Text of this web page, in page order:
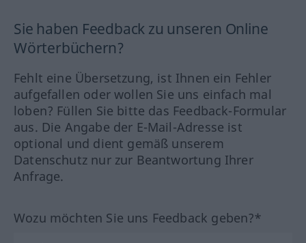
Sie haben Feedback zu unseren Online
Wörterbüchern?
Fehlt eine Übersetzung, ist Ihnen ein Fehler
aufgefallen oder wollen Sie uns einfach mal
loben? Füllen Sie bitte das Feedback-Formular
aus. Die Angabe der E-Mail-Adresse ist
optional und dient gemäß unserem
Datenschutz nur zur Beantwortung Ihrer
Anfrage.
Wozu möchten Sie uns Feedback geben?*